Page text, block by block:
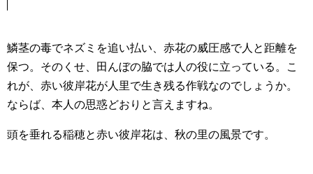
鱗茎の毒でネズミを追い払い、赤花の威圧感で人と距離を
保つ。そのくせ、田んぼの脇では人の役に立っている。こ
れが、赤い彼岸花が人里で生き残る作戦なのでしょうか。
ならば、本人の思惑どおりと言えますね。
頭を垂れる稲穂と赤い彼岸花は、秋の里の風景です。